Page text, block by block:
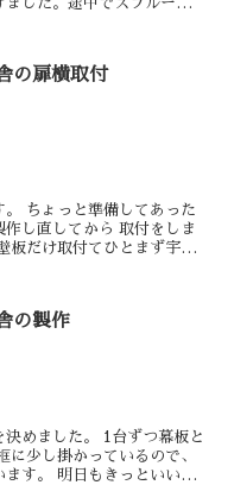
の扉横取付
ちょっと準備してあった
し直してから 取付をしま
板だけ取付てひとまず宇完
の製作
めました。 1台ずつ幕板と
に少し掛かっているので、
す。 明日もきっといい日